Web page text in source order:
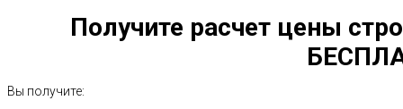
Получите расчет цены
Вы получите: